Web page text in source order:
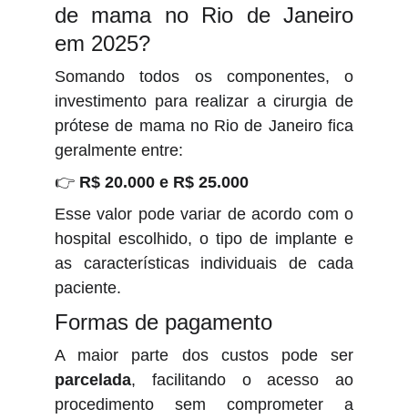
de mama no Rio de Janeiro
em 2025?
Somando todos os componentes, o
investimento para realizar a cirurgia de
prótese de mama no Rio de Janeiro fica
geralmente entre:
👉 R$ 20.000 e R$ 25.000
Esse valor pode variar de acordo com o
hospital escolhido, o tipo de implante e
as características individuais de cada
paciente.
Formas de pagamento
A maior parte dos custos pode ser
parcelada, facilitando o acesso ao
procedimento sem comprometer a